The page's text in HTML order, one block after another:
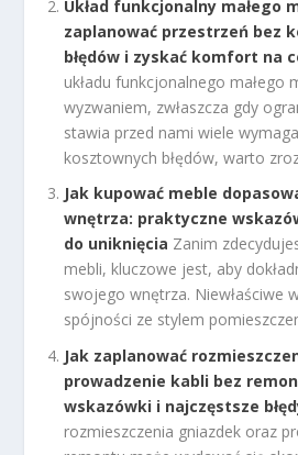
Układ funkcjonalny małego
zaplanować przestrzeń bez
błędów i zyskać komfort na
układu funkcjonalnego małego
wyzwaniem, zwłaszcza gdy
stawia przed nami wiele
kosztownych błędów, warto
Jak kupować meble
wnętrza: praktyczne
do uniknięcia Zanim
mebli, kluczowe jest, aby
swojego wnętrza. Niewłaściwe
spójności ze stylem
Jak zaplanować
prowadzenie kabli bez
wskazówki i najczęstsze
rozmieszczenia gniazdek oraz